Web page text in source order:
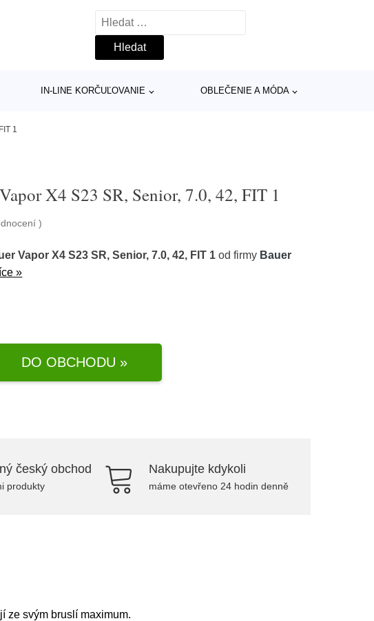
Vyhledávání
IN-LINE KORČUĽOVANIE OBLEČENIE A MÓDA
1
X4 S23 SR, Senior, 7.0, 42, FIT 1
)
Vapor X4 S23 SR, Senior, 7.0, 42, FIT 1 od firmy Bauer
»
DO OBCHODU »
český obchod
produkty
Nakupujte kdykoli
máme otevřeno 24 hodin denně
ze svým bruslí maximum.